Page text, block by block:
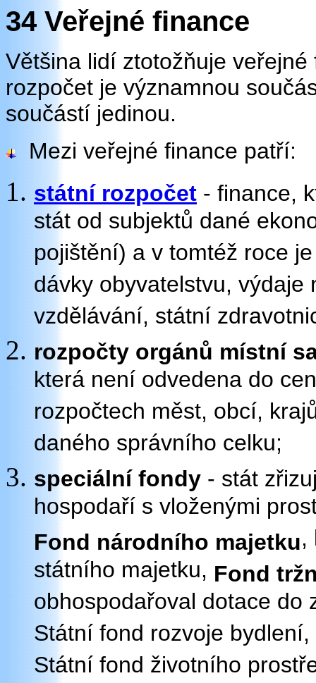
34 Veřejné finance
Většina lidí ztotožňuje
rozpočet je významnou
součástí jedinou.
Mezi veřejné finance patří:
státní rozpočet - finance,
stát od subjektů dané
pojištění) a v tomtéž roce
dávky obyvatelstvu,
vzdělávání, státní
rozpočty orgánů místní
která není odvedena do
rozpočtech měst, obcí,
daného správního celku;
speciální fondy - stát
hospodaří s vloženými
Fond národního majetku,
státního majetku, Fond
obhospodařoval dotace
Státní fond rozvoje
Státní fond životního